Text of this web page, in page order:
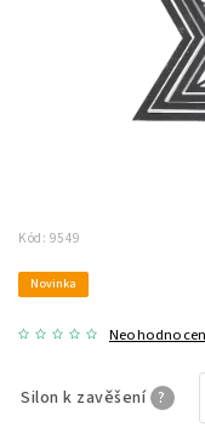
Kód: 9549
Novinka
Silon k zavěšení ?